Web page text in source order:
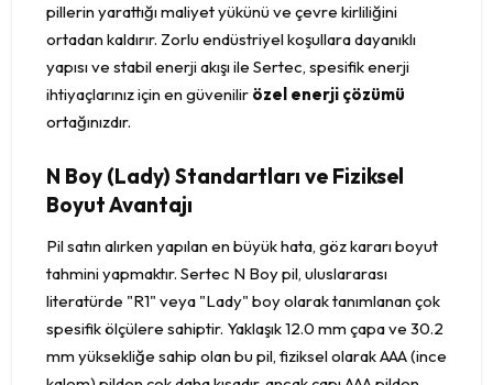
pillerin yarattığı maliyet yükünü ve çevre kirliliğini
ortadan kaldırır. Zorlu endüstriyel koşullara dayanıklı
yapısı ve stabil enerji akışı ile Sertec, spesifik enerji
ihtiyaçlarınız için en güvenilir özel enerji çözümü
ortağınızdır.
N Boy (Lady) Standartları ve Fiziksel
Boyut Avantajı
Pil satın alırken yapılan en büyük hata, göz kararı boyut
tahmini yapmaktır. Sertec N Boy pil, uluslararası
literatürde "R1" veya "Lady" boy olarak tanımlanan çok
spesifik ölçülere sahiptir. Yaklaşık 12.0 mm çapa ve 30.2
mm yüksekliğe sahip olan bu pil, fiziksel olarak AAA (ince